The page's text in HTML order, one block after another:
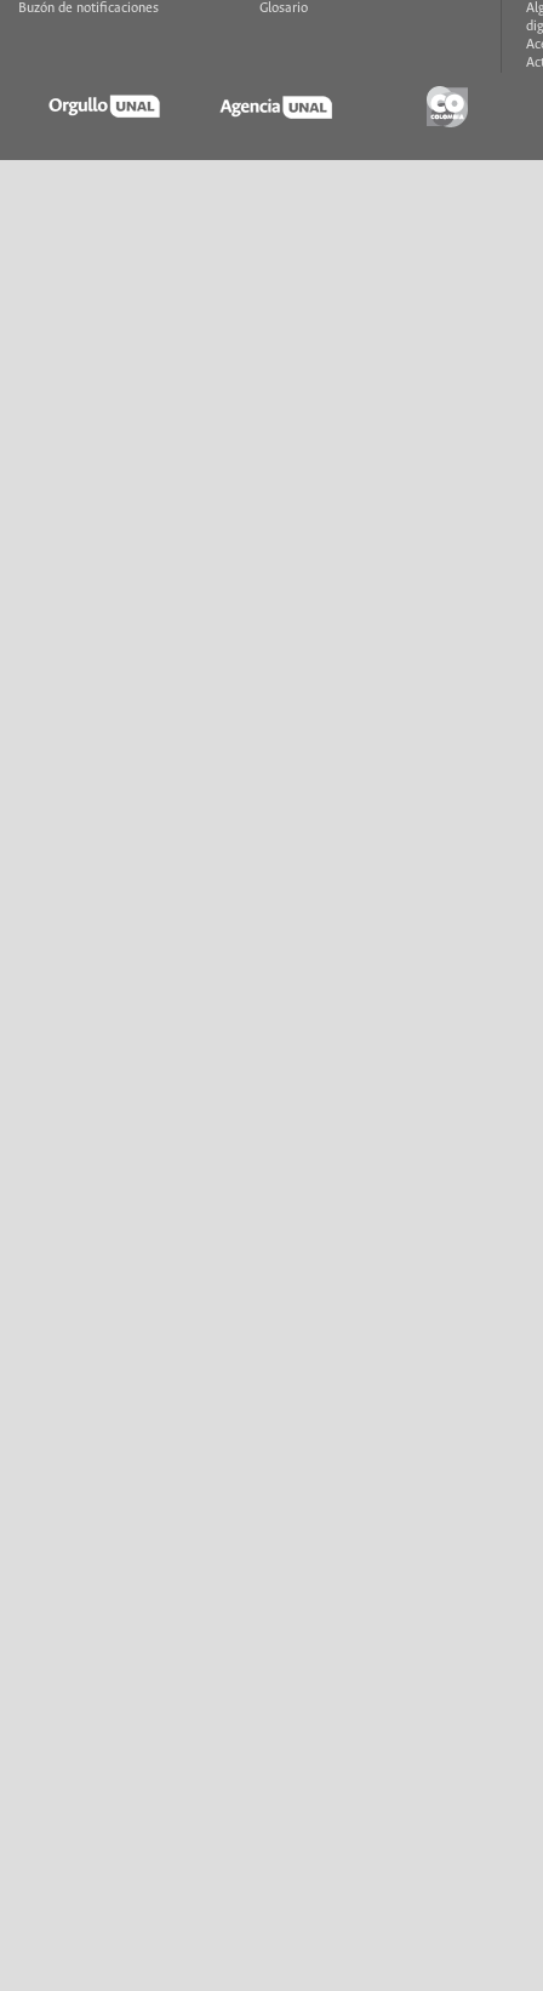
Buzón de notificaciones
Glosario